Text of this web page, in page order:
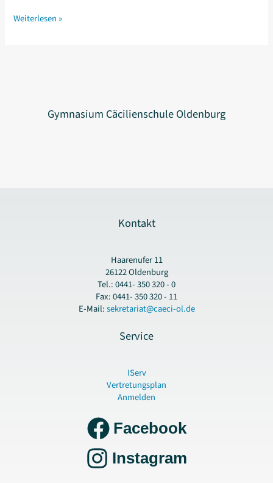
KOV-
Weiterlesen »
Gymnasium Cäcilienschule Oldenburg
Kontakt
Haarenufer 11
26122 Oldenburg
Tel.: 0441- 350 320 - 0
Fax: 0441- 350 320 - 11
E-Mail:sekretariat@caeci-ol.de
Service
IServ
Vertretungsplan
Anmelden
Facebook
Instagram